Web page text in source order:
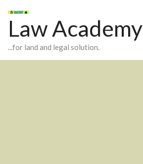
content
Law Academy
...for land and legal solution.